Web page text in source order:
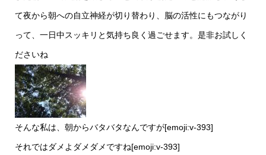
て夜から朝への自立神経が切り替わり、脳の活性にもつながり
って、一日中スッキリと気持ち良く過ごせます。是非お試しく
ださいね
そんな私は、朝からバタバタなんですが[emoji:v-393]
それではダメよダメダメですね[emoji:v-393]